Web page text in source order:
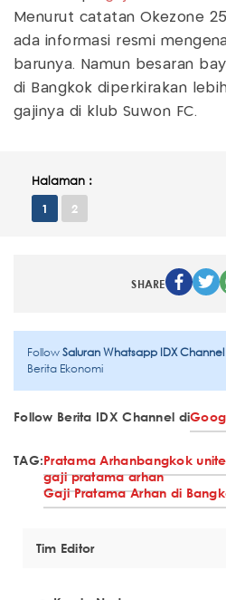
Menurut catatan Okezone
ada informasi resmi
barunya. Namun besaran
di Bangkok diperkirakan
gajinya di klub Suwon FC.
Halaman :
1 2
SHARE
FollowSaluran Whatsapp IDX Channel
Berita Ekonomi
Follow Berita IDX Channel di
TAG:Pratama Arhanbangkok
gaji pratama arhan
Gaji Pratama Arhan di
Tim Editor